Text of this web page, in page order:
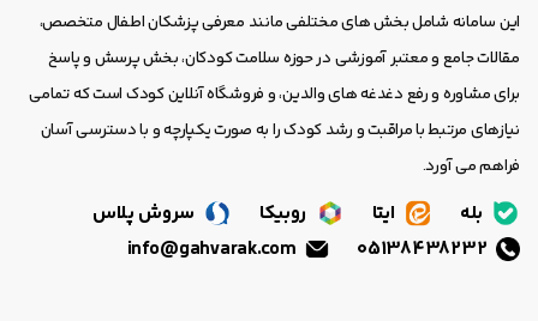
این سامانه شامل بخش های مختلفی مانند معرفی پزشکان اطفال متخصص،
مقالات جامع و معتبر آموزشی در حوزه سلامت کودکان، بخش پرسش و پاسخ
برای مشاوره و رفع دغدغه های والدین، و فروشگاه آنلاین کودک است که تمامی
نیازهای مرتبط با مراقبت و رشد کودک را به صورت یکپارچه و با دسترسی آسان
فراهم می آورد.
بله ایتا روبیکا
سروش پلاس